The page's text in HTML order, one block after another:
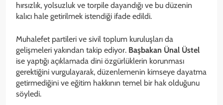
hırsızlık, yolsuzluk ve torpile dayandığı ve bu düzenin
kalıcı hale getirilmek istendiği ifade edildi.
Muhalefet partileri ve sivil toplum kuruluşları da
gelişmeleri yakından takip ediyor. Başbakan Ünal Üstel
ise yaptığı açıklamada dini özgürlüklerin korunması
gerektiğini vurgulayarak, düzenlemenin kimseye dayatma
getirmediğini ve eğitim hakkının temel bir hak olduğunu
söyledi.